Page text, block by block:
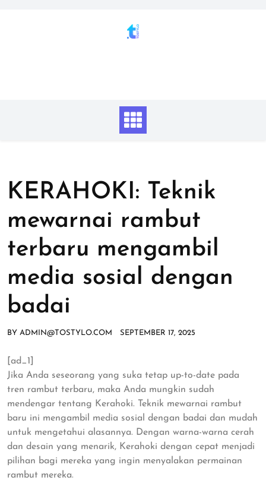
KERAHOKI: Teknik
mewarnai rambut
terbaru mengambil
media sosial dengan
badai
BY ADMIN@TOSTYLO.COM SEPTEMBER 17, 2025
[ad_1]
Jika Anda seseorang yang suka tetap up-to-date pada
tren rambut terbaru, maka Anda mungkin sudah
mendengar tentang Kerahoki. Teknik mewarnai rambut
baru ini mengambil media sosial dengan badai dan mudah
untuk mengetahui alasannya. Dengan warna-warna cerah
dan desain yang menarik, Kerahoki dengan cepat menjadi
pilihan bagi mereka yang ingin menyalakan permainan
rambut mereka.